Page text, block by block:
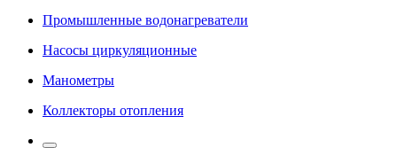
Промышленные водонагреватели
Насосы циркуляционные
Манометры
Коллекторы отопления